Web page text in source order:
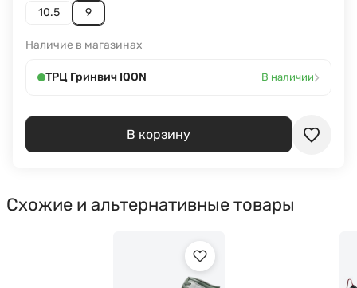
10.5 9
Наличие в магазинах
ТРЦ Гринвич IQON В наличии›
В корзину
Схожие и альтернативные товары